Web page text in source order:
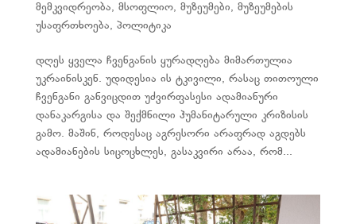
მემკვიდრეობა, მსოფლიო, მუზეუმები, მუზეუმების
უსაფრთხოება, პოლიტიკა
დღეს ყველა ჩვენგანის ყურადღება მიმართულია
უკრაინისკენ. უდიდესია ის ტკივილი, რასაც თითოული
ჩვენგანი განვიცდით უძვირფასესი ადამიანური
დანაკარგისა და შექმნილი ჰუმანიტარული კრიზისის
გამო. მაშინ, როდესაც აგრესორი არაფრად აგდებს
ადამიანების სიცოცხლეს, გასაკვირი არაა, რომ...